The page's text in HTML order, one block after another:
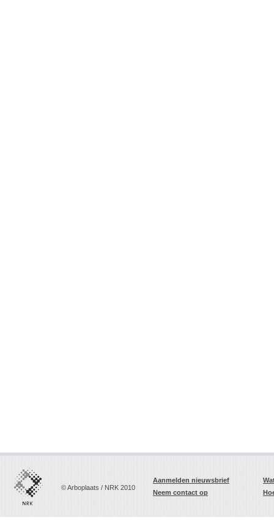
© Arboplaats / NRK 2010
Aanmelden nieuwsbrief
Neem contact op